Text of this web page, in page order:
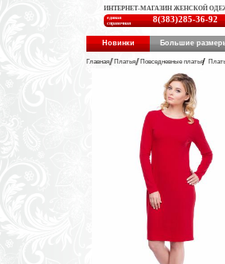
ИНТЕРНЕТ-МАГАЗИН ЖЕНСКОЙ
единая
справочная
8(383)285-36-92
Новинки Большие
Главная Платья Повседневные платья